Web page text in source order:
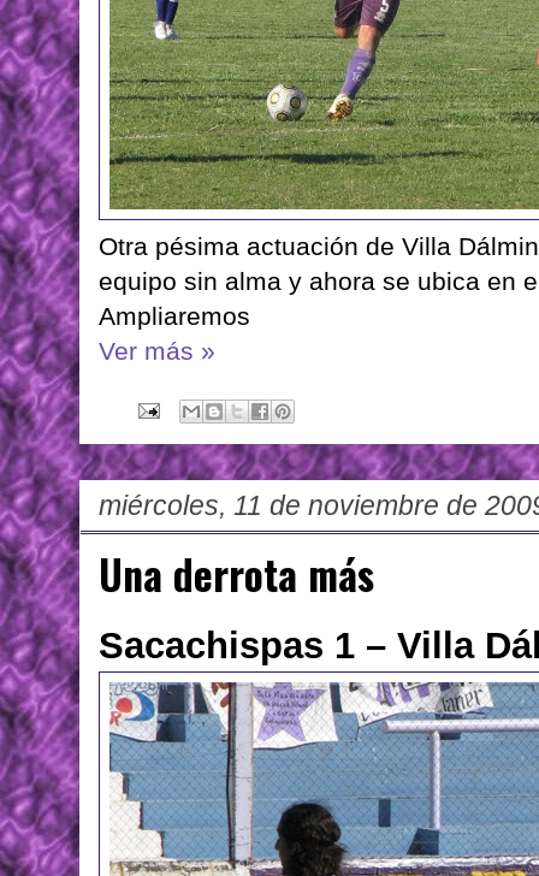
Otra pésima actuación de Villa
equipo sin alma y ahora se ubica en
Ampliaremos
Ver más »
miércoles, 11 de noviembre de
Una derrota más
Sacachispas 1 – Villa